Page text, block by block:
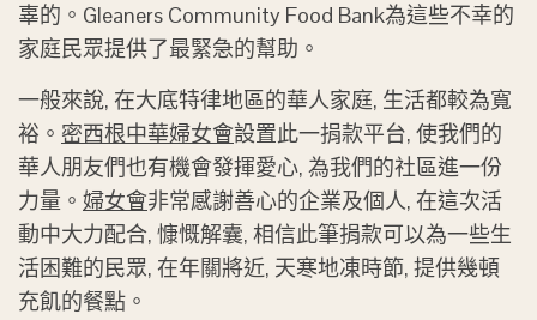
辜的。Gleaners Community Food Bank為這些不幸的
家庭民眾提供了最緊急的幫助。
一般來說, 在大底特律地區的華人家庭, 生活都較為寬
裕。 密西根中華婦女會設置此一捐款平台, 使我們的
華人朋友們也有機會發揮愛心, 為我們的社區進一份
力量。 婦女會非常感謝善心的企業及個人, 在這次活
動中大力配合, 慷慨解囊, 相信此筆捐款可以為一些生
活困難的民眾, 在年關將近, 天寒地凍時節, 提供幾頓
充飢的餐點。